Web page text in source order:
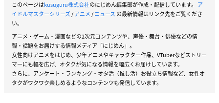
このページはkusuguru株式会社のにじめん編集部が作成・配信しています。 ア
イドルマスターシリーズ/アニメ/ニュース の最新情報はリンク先をご覧くださ
い。
アニメ・ゲーム・漫画などの2次元コンテンツや、声優・舞台・俳優などの情
報・話題をお届けする情報メディア「にじめん」。
女性向けアニメをはじめ、少年アニメやキャラクター作品、VTuberなどストリー
マーにも幅を広げ、オタクが気になる情報を幅広くお届けしています。
さらに、アンケート・ランキング・オタ活（推し活）お役立ち情報など、女性オ
タクがワクワク楽しめるようなコンテンツも発信しています。